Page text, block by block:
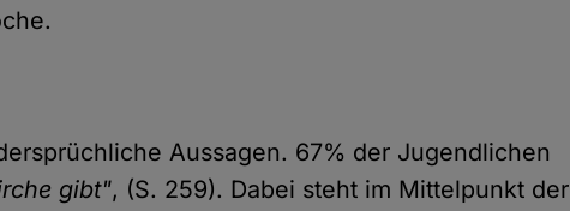
Aussagen. 67% der Jugendlichen
gibt", (S. 259). Dabei steht im Mittelpunkt der